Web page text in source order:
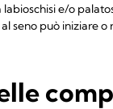
e/o
seno può iniziare